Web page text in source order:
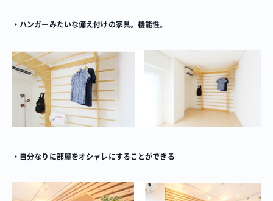
・ハンガーみたいな備え付けの家具。機能性。
・自分なりに部屋をオシャレにすることができる